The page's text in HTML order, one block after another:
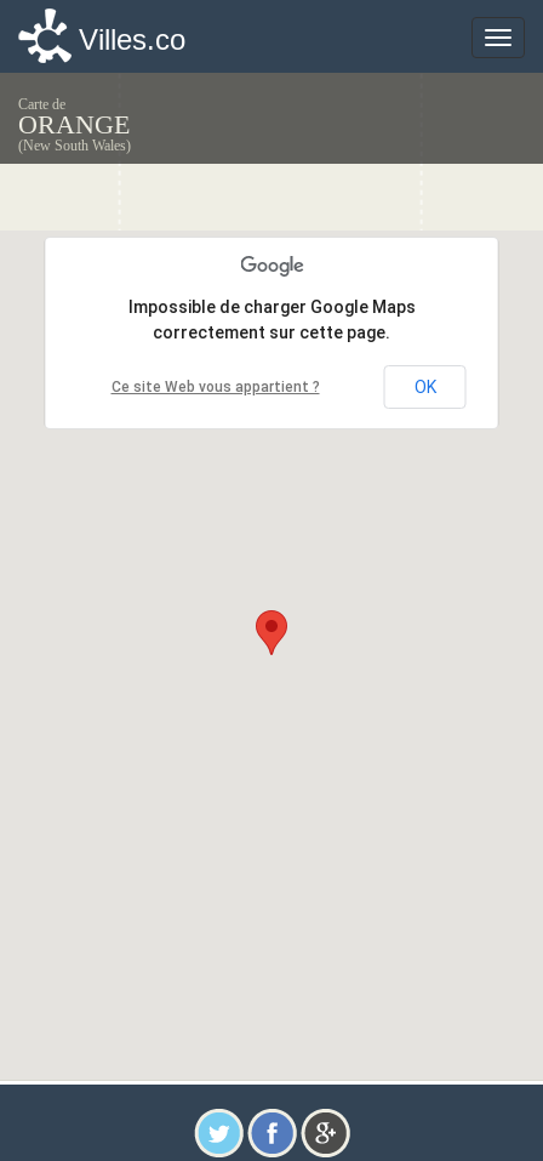
Toggle
Villes.co
Carte de
ORANGE
(New South Wales)
Impossible de charger Google Maps
correctement sur cette page.
Ce site Web vous appartient ? OK
Impossible de charger Google Maps
correctement sur cette page.
Ce site Web vous appartient ? OK
Toggle
Villes.co